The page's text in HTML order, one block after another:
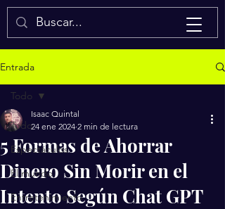
Isaac Quintal
Entrada
Todo
Espectáculos
El mundo
Entretenimiento
Todo
5 Formas de Ahorrar
Dinero Sin Morir en el
Intento Según Chat GPT
Isaac Quintal
24 ene 2024 2 min de lectura